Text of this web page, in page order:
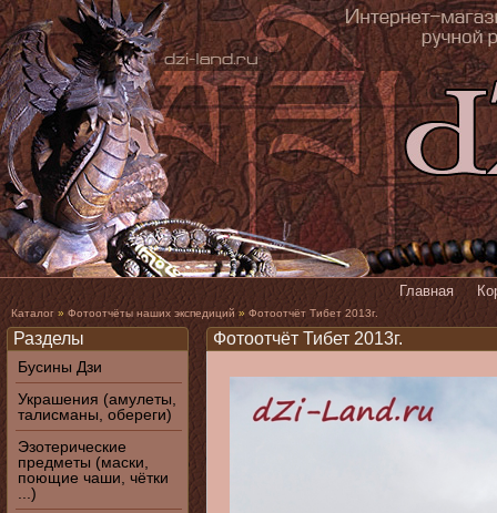
Главная
Каталог » Фотоотчёты наших экспедиций» Фотоотчёт Тибет 2013г.
Фотоотчёт Тибет 2013г.
Разделы
Бусины Дзи
Украшения (амулеты,
талисманы, обереги)
Эзотерические
предметы (маски,
поющие чаши, чётки
...)